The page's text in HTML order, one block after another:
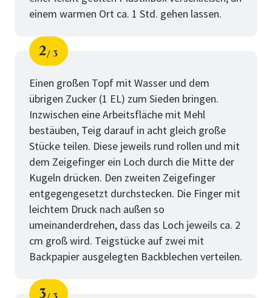
einem warmen Ort ca. 1 Std. gehen lassen.
Schritt
2
von
3
Einen großen Topf mit Wasser und dem
übrigen Zucker (1 EL) zum Sieden bringen.
Inzwischen eine Arbeitsfläche mit Mehl
bestäuben, Teig darauf in acht gleich große
Stücke teilen. Diese jeweils rund rollen und mit
dem Zeigefinger ein Loch durch die Mitte der
Kugeln drücken. Den zweiten Zeigefinger
entgegengesetzt durchstecken. Die Finger mit
leichtem Druck nach außen so
umeinanderdrehen, dass das Loch jeweils ca. 2
cm groß wird. Teigstücke auf zwei mit
Backpapier ausgelegten Backblechen verteilen.
3